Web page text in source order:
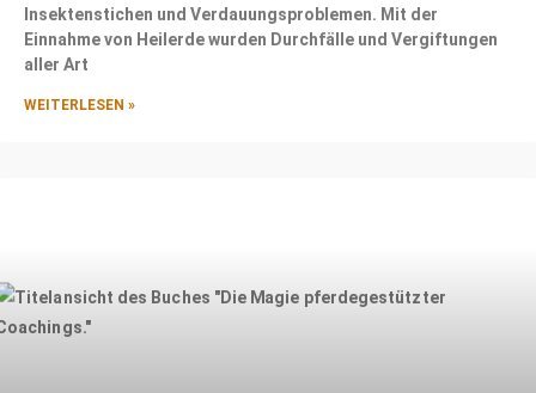
Insektenstichen und Verdauungsproblemen. Mit der
Einnahme von Heilerde wurden Durchfälle und Vergiftungen
aller Art
WEITERLESEN »